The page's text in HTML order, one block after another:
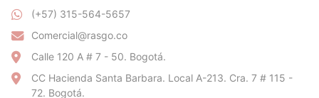
(+57) 315-564-5657
Comercial@rasgo.co
Calle 120 A # 7 - 50. Bogotá.
CC Hacienda Santa Barbara. Local A-213. Cra. 7 # 115 -
72. Bogotá.